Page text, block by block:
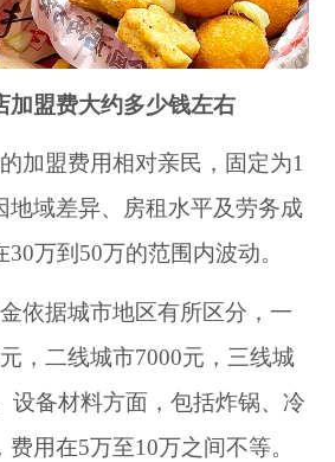
盟费大约多少钱左右
盟费用相对亲民，固定为1
地域差异、房租水平及劳务成
万到50万的范围内波动。
据城市地区有所区分，一
，二线城市7000元，三线城
设备材料方面，包括炸锅、冷
用在5万至10万之间不等。